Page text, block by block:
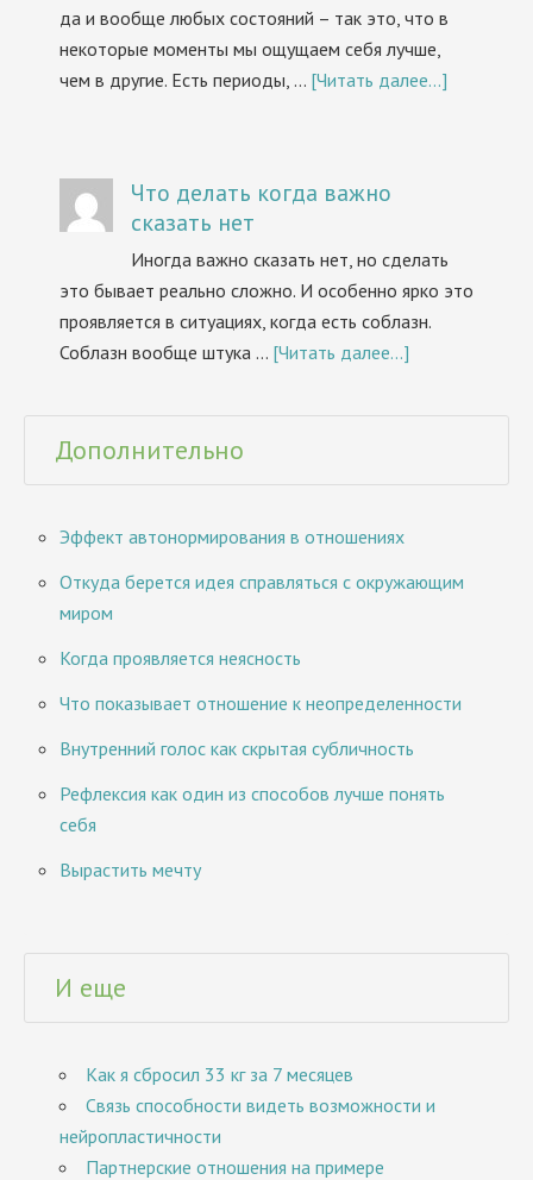
да и вообще любых состояний – так это, что в
некоторые моменты мы ощущаем себя лучше,
чем в другие. Есть периоды, … [Читать далее...]
Что делать когда важно
сказать нет
Иногда важно сказать нет, но сделать
это бывает реально сложно. И особенно ярко это
проявляется в ситуациях, когда есть соблазн.
Соблазн вообще штука … [Читать далее...]
Дополнительно
Эффект автонормирования в отношениях
Откуда берется идея справляться с окружающим
миром
Когда проявляется неясность
Что показывает отношение к неопределенности
Внутренний голос как скрытая субличность
Рефлексия как один из способов лучше понять
себя
Вырастить мечту
И еще
Как я сбросил 33 кг за 7 месяцев
Связь способности видеть возможности и
нейропластичности
Партнерские отношения на примере